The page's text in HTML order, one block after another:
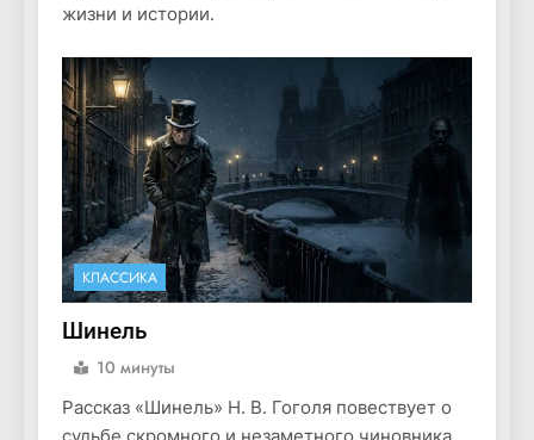
жизни и истории.
КЛАССИКА
Шинель
10 минуты
Рассказ «Шинель» Н. В. Гоголя повествует о